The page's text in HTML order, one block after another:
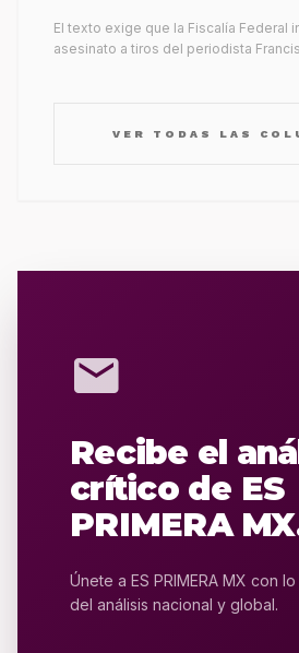
El texto exige que la Fiscalía Federal
asesinato a tiros del periodista
VER TODAS LAS
mail
Recibe el
crítico de ES
PRIMERA
Únete a ES PRIMERA MX con
del análisis nacional y global.